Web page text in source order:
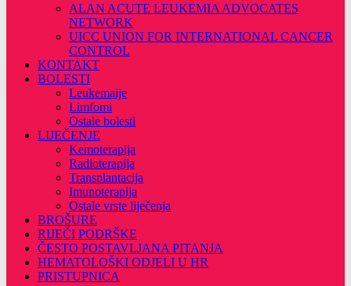
ALAN ACUTE LEUKEMIA ADVOCATES
NETWORK
UICC UNION FOR INTERNATIONAL CANCER
CONTROL
KONTAKT
BOLESTI
Leukemaije
Limfomi
Ostale bolesti
LIJEČENJE
Kemoterapija
Radioterapija
Transplantacija
Imunoterapija
Ostale vrste liječenja
BROŠURE
RIJEČI PODRŠKE
ČESTO POSTAVLJANA PITANJA
HEMATOLOŠKI ODJELI U HR
PRISTUPNICA